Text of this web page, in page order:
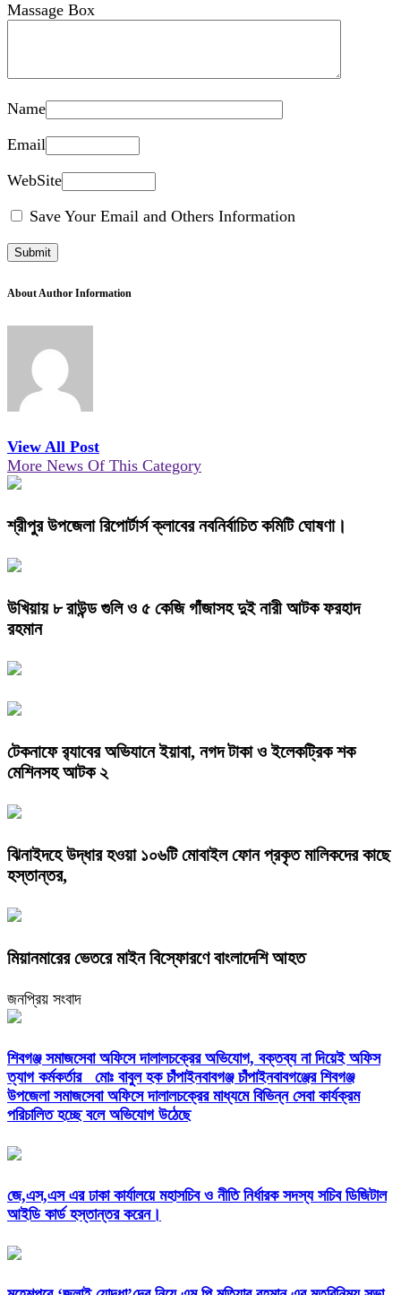
Massage Box
Name
Email
WebSite
Save Your Email and Others Information
About Author Information
View All Post
More News Of This Category
শ্রীপুর উপজেলা রিপোর্টার্স ক্লাবের নবনির্বাচিত কমিটি ঘোষণা।
উখিয়ায় ৮ রাউন্ড গুলি ও ৫ কেজি গাঁজাসহ দুই নারী আটক ফরহাদ
রহমান
টেকনাফে র‌্যাবের অভিযানে ইয়াবা, নগদ টাকা ও ইলেকট্রিক শক
মেশিনসহ আটক ২
ঝিনাইদহে উদ্ধার হওয়া ১০৬টি মোবাইল ফোন প্রকৃত মালিকদের কাছে
হস্তান্তর,
মিয়ানমারের ভেতরে মাইন বিস্ফোরণে বাংলাদেশি আহত
জনপ্রিয় সংবাদ
শিবগঞ্জ সমাজসেবা অফিসে দালালচক্রের অভিযোগ, বক্তব্য না দিয়েই অফিস
ত্যাগ কর্মকর্তার মোঃ বাবুল হক চাঁপাইনবাবগঞ্জ চাঁপাইনবাবগঞ্জের শিবগঞ্জ
উপজেলা সমাজসেবা অফিসে দালালচক্রের মাধ্যমে বিভিন্ন সেবা কার্যক্রম
পরিচালিত হচ্ছে বলে অভিযোগ উঠেছে
জে,এস,এস এর ঢাকা কার্যালয়ে মহাসচিব ও নীতি নির্ধারক সদস্য সচিব ডিজিটাল
আইডি কার্ড হস্তান্তর করেন।